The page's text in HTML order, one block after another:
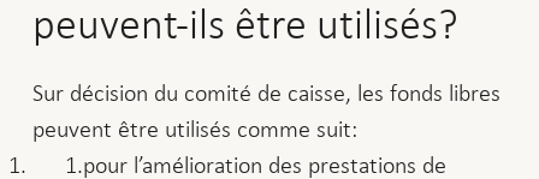
peuvent-ils être utilisés?
Sur décision du comité de caisse, les fonds libres
peuvent être utilisés comme suit:
pour l’amélioration des prestations de